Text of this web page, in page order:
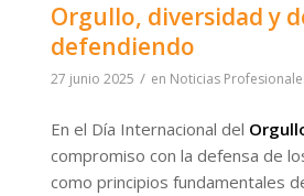
Orgullo, diversidad y
defendiendo
27 junio 2025 / en Noticias
En el Día Internacional del
compromiso con la defensa de
como principios fundamentales